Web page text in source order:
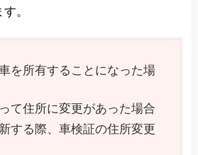
。
を所有することになった場
て住所に変更があった場合
する際、車検証の住所変更